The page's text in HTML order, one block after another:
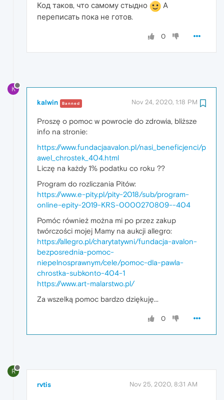
Код таков, что самому стыдно
А
переписать пока не готов.
0
K
kalwin Banned Nov 24, 2020, 1:18 PM
Proszę o pomoc w powrocie do zdrowia, bliższe
info na stronie:
https://www.fundacjaavalon.pl/nasi_beneficjenci/p
awel_chrostek_404.html
Liczę na każdy 1% podatku co roku ??
Program do rozliczania Pitów:
https://www.e-pity.pl/pity-2018/sub/program-
online-epity-2019-KRS-0000270809--404
Pomóc również można mi po przez zakup
twórczości mojej Mamy na aukcji allegro:
https://allegro.pl/charytatywni/fundacja-avalon-
bezposrednia-pomoc-
niepelnosprawnym/cele/pomoc-dla-pawla-
chrostka-subkonto-404-1
https://www.art-malarstwo.pl/
Za wszelką pomoc bardzo dziękuję...
0
R
rvtis Nov 25, 2020, 8:31 AM